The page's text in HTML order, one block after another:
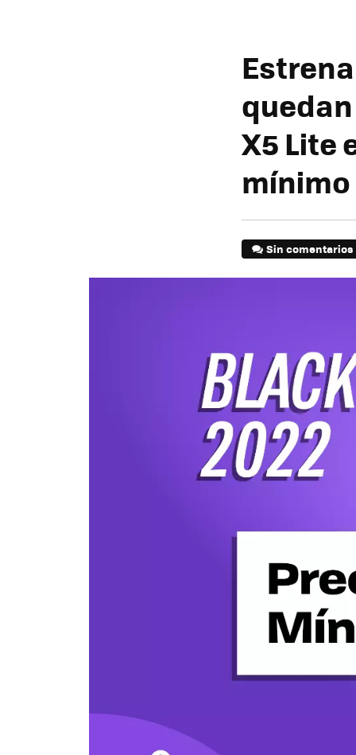
X5 Lite
mínimo
Sin comentarios